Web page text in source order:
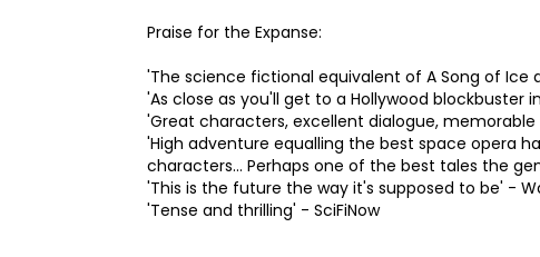
Praise for the Expanse:
'The science fictional equivalent of A Song of Ice
'As close as you'll get to a Hollywood blockbuster
'Great characters, excellent dialogue,
'High adventure equalling the best space opera
characters... Perhaps one of the best tales the
'This is the future the way it's supposed to be' -
'Tense and thrilling' - SciFiNow